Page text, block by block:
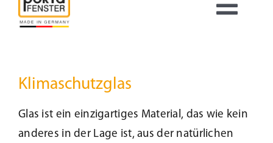
Haustüren
Hebe-Schiebetüren
Klimaschutzglas
Glas ist ein einzigartiges Material, das wie kein
anderes in der Lage ist, aus der natürlichen